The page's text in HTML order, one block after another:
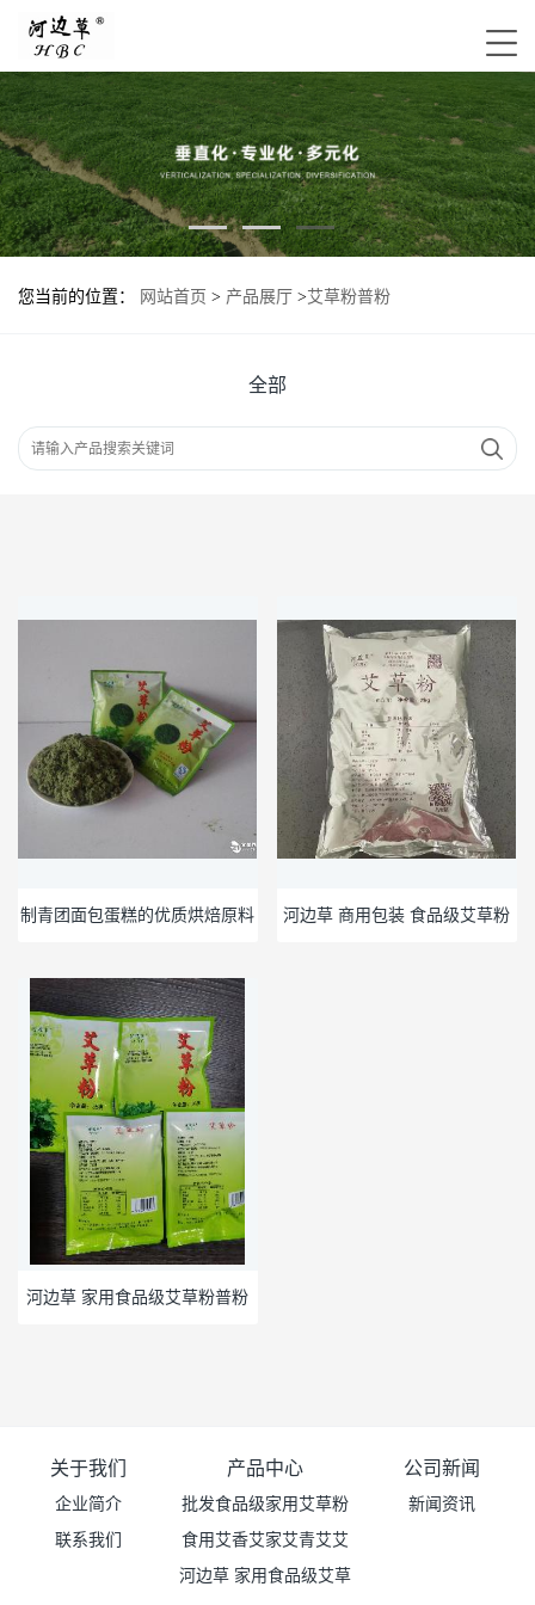
您当前的位置： 网站首页 > 产品展厅 >艾草粉普粉
全部
制青团面包蛋糕的优质烘焙原料 河边草 商用包装 食品级艾草粉
河边草 家用食品级艾草粉普粉
关于我们
企业简介
联系我们
产品中心
批发食品级家用艾草粉
（超细粉）价格
食用艾香艾家艾青艾艾
青艾草粉
河边草 家用食品级艾草
公司新闻
新闻资讯